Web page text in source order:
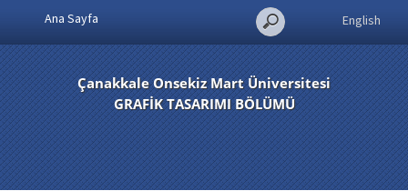
English
Ana Sayfa
Çanakkale Onsekiz Mart Üniversitesi
GRAFİK TASARIMI BÖLÜMÜ